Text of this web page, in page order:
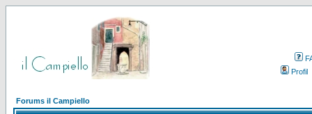
Profil
Forums il Campiello